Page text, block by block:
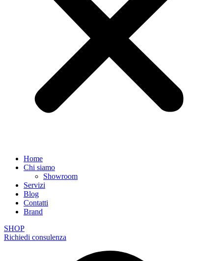
Home
Chi siamo
Showroom
Servizi
Blog
Contatti
Brand
SHOP
Richiedi consulenza